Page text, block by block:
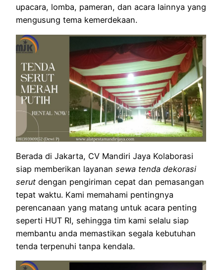
upacara, lomba, pameran, dan acara lainnya yang
mengusung tema kemerdekaan.
Berada di Jakarta, CV Mandiri Jaya Kolaborasi
siap memberikan layanan sewa tenda dekorasi
serut dengan pengiriman cepat dan pemasangan
tepat waktu. Kami memahami pentingnya
perencanaan yang matang untuk acara penting
seperti HUT RI, sehingga tim kami selalu siap
membantu anda memastikan segala kebutuhan
tenda terpenuhi tanpa kendala.